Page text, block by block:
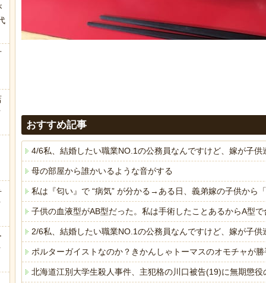
おすすめ記事
4/6私、結婚したい職業NO.1の公務員なんですけど、嫁が子
母の部屋から誰かいるような音がする
私は『匂い』で “病気” が分かる→ある日、義弟嫁の子供から
子供の血液型がAB型だった。私は手術したことあるからA
2/6私、結婚したい職業NO.1の公務員なんですけど、嫁が子
ポルターガイストなのか？きかんしゃトーマスのオモチャが
北海道江別大学生殺人事件、主犯格の川口被告(19)に無期懲役